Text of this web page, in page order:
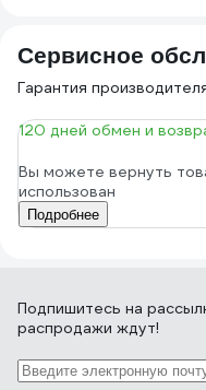
Сервисное
Гарантия
120 дней обмен и
Вы можете вернуть
использован
Подробнее
Подпишитесь на
распродажи ждут!